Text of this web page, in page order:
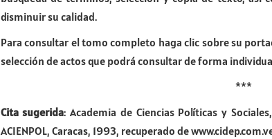
disminuir su calidad.
Para consultar el tomo completo haga clic sobre su
selección de actos que podrá consultar de forma
***
Cita sugerida: Academia de Ciencias Políticas y Sociales,
ACIENPOL, Caracas, 1993, recuperado de